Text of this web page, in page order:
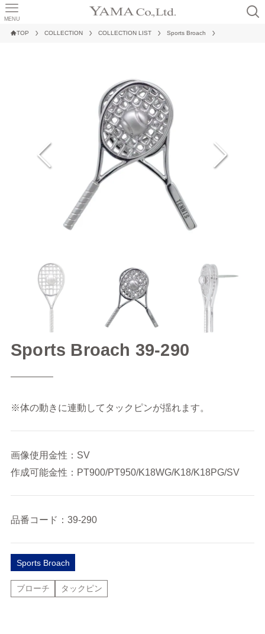
MENU
TOP COLLECTION COLLECTION LIST Sports Broach
Sports Broach 39-290
※体の動きに連動してタックピンが揺れます。
画像使用金性：SV
作成可能金性：PT900/PT950/K18WG/K18/K18PG/SV
品番コード：39-290
Sports Broach
ブローチ タックピン